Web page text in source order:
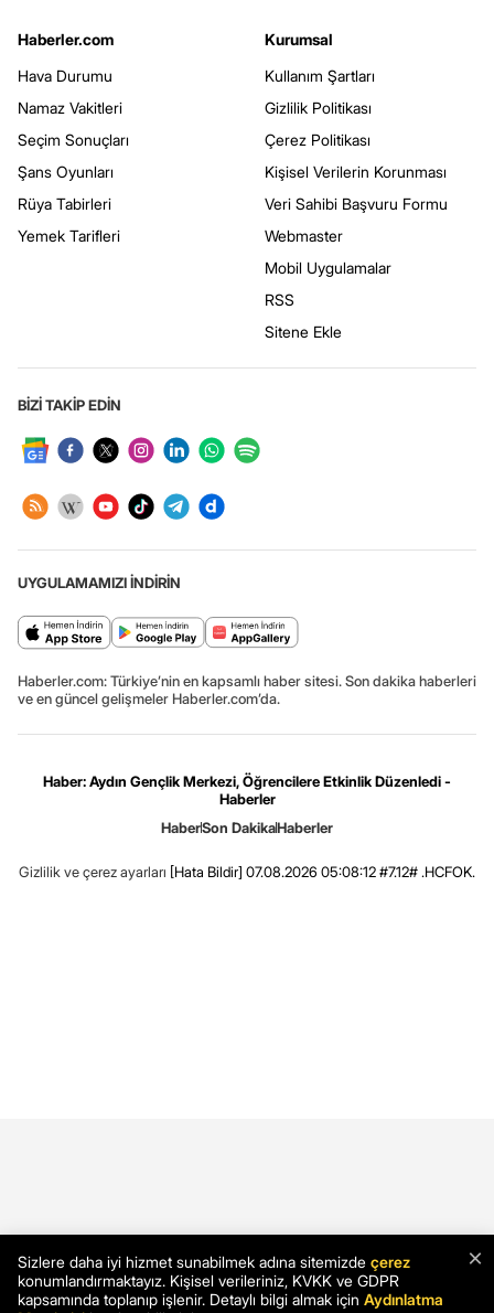
Haberler.com
Hava Durumu
Namaz Vakitleri
Seçim Sonuçları
Şans Oyunları
Rüya Tabirleri
Yemek Tarifleri
Kurumsal
Kullanım Şartları
Gizlilik Politikası
Çerez Politikası
Kişisel Verilerin Korunması
Veri Sahibi Başvuru Formu
Webmaster
Mobil Uygulamalar
RSS
Sitene Ekle
BİZİ TAKİP EDİN
UYGULAMAMIZI İNDİRİN
Haberler.com: Türkiye’nin en kapsamlı haber sitesi. Son dakika haberleri
ve en güncel gelişmeler Haberler.com’da.
Haber: Aydın Gençlik Merkezi, Öğrencilere Etkinlik Düzenledi -
Haberler
HaberSon DakikaHaberler
Gizlilik ve çerez ayarları [Hata Bildir] 07.08.2026 05:08:12 #7.12# .HCFOK.
×
Sizlere daha iyi hizmet sunabilmek adına sitemizde çerez
konumlandırmaktayız. Kişisel verileriniz, KVKK ve GDPR
kapsamında toplanıp işlenir. Detaylı bilgi almak için Aydınlatma